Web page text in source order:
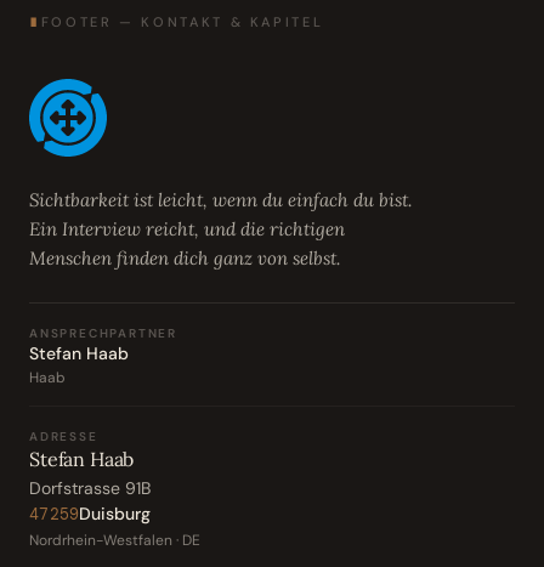
∎ FOOTER — KONTAKT & KAPITEL
Sichtbarkeit ist leicht, wenn du einfach du bist.
Ein Interview reicht, und die richtigen
Menschen finden dich ganz von selbst.
ANSPRECHPARTNER
Stefan Haab
Haab
ADRESSE
Stefan Haab
Dorfstrasse 91B
47259Duisburg
Nordrhein-Westfalen · DE